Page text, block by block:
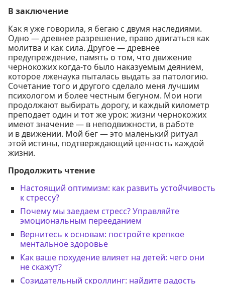
В заключение
Как я уже говорила, я бегаю с двумя наследиями.
Одно — древнее разрешение, право двигаться как
молитва и как сила. Другое — древнее
предупреждение, память о том, что движение
чернокожих когда-то было наказуемым деянием,
которое лженаука пыталась выдать за патологию.
Сочетание того и другого сделало меня лучшим
психологом и более честным бегуном. Мои ноги
продолжают выбирать дорогу, и каждый километр
преподает один и тот же урок: жизни чернокожих
имеют значение — в неподвижности, в работе
и в движении. Мой бег — это маленький ритуал
этой истины, подтверждающий ценность каждой
жизни.
Продолжить чтение
Настоящий оптимизм: как развить устойчивость
к стрессу?
Почему мы заедаем стресс? Управляйте
эмоциональным перееданием
Вернитесь к основам: постройте крепкое
ментальное здоровье
Как ваше похудение влияет на детей: чего они
не скажут?
Созидательный скроллинг: найдите радость